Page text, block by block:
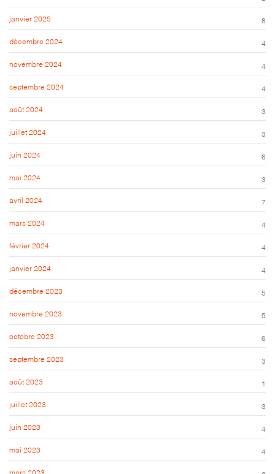
janvier 2025 8
décembre 2024 4
novembre 2024 4
septembre 2024 4
août 2024 3
juillet 2024 3
juin 2024 6
mai 2024 3
avril 2024 7
mars 2024 4
février 2024 4
janvier 2024 4
décembre 2023 5
novembre 2023 5
octobre 2023 6
septembre 2023 3
août 2023 1
juillet 2023 3
juin 2023 4
mai 2023 4
mars 2023